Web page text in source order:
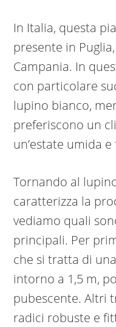
In Italia, questa
presente in
Campania. In
con particolare
lupino bianco,
preferiscono un
un’estate umida e
Tornando al
caratterizza la
vediamo quali
principali. Per
che si tratta di
intorno a 1,5 m,
pubescente. Altri
radici robuste e